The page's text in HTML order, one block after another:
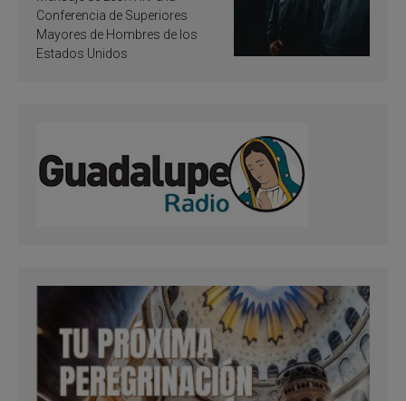
santificación
Conferencia de Superiores
Mayores de Hombres de los
Estados Unidos